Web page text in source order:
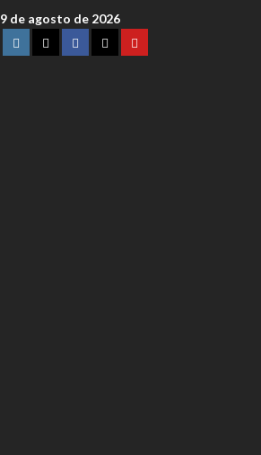
9 de agosto de 2026